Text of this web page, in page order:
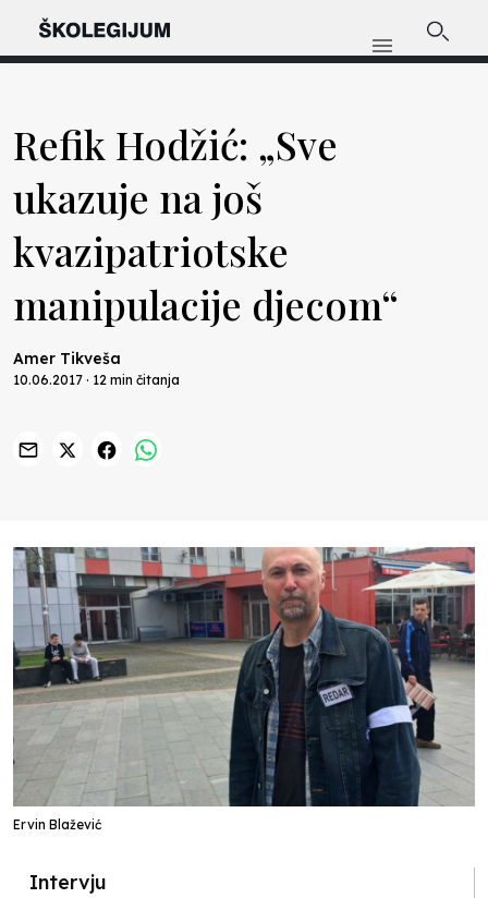
Refik Hodžić: „Sve
ukazuje na još
kvazipatriotske
manipulacije djecom“
Amer Tikveša
10.06.2017 · 12 min čitanja
Ervin Blažević
Intervju